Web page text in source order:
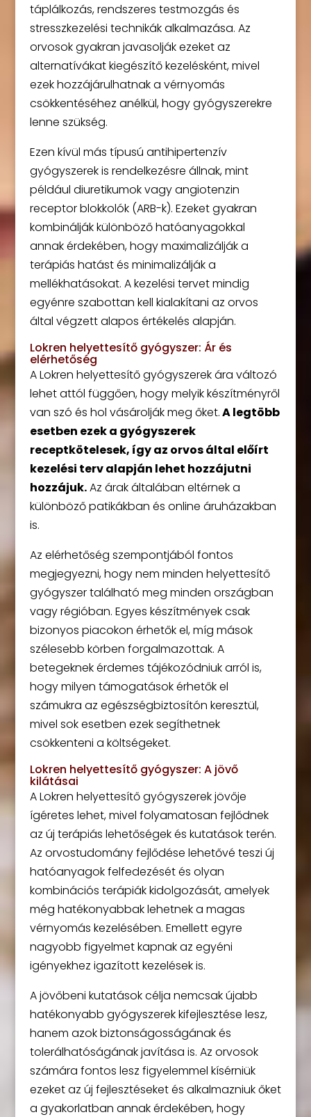
táplálkozás, rendszeres testmozgás és
stresszkezelési technikák alkalmazása. Az
orvosok gyakran javasolják ezeket az
alternatívákat kiegészítő kezelésként, mivel
ezek hozzájárulhatnak a vérnyomás
csökkentéséhez anélkül, hogy gyógyszerekre
lenne szükség.
Ezen kívül más típusú antihipertenzív
gyógyszerek is rendelkezésre állnak, mint
például diuretikumok vagy angiotenzin
receptor blokkolók (ARB-k). Ezeket gyakran
kombinálják különböző hatóanyagokkal
annak érdekében, hogy maximalizálják a
terápiás hatást és minimalizálják a
mellékhatásokat. A kezelési tervet mindig
egyénre szabottan kell kialakítani az orvos
által végzett alapos értékelés alapján.
Lokren helyettesítő gyógyszer: Ár és
elérhetőség
A Lokren helyettesítő gyógyszerek ára változó
lehet attól függően, hogy melyik készítményről
van szó és hol vásárolják meg őket.A legtöbb
esetben ezek a gyógyszerek
receptkötelesek, így az orvos által előírt
kezelési terv alapján lehet hozzájutni
hozzájuk.Az árak általában eltérnek a
különböző patikákban és online áruházakban
is.
Az elérhetőség szempontjából fontos
megjegyezni, hogy nem minden helyettesítő
gyógyszer található meg minden országban
vagy régióban. Egyes készítmények csak
bizonyos piacokon érhetők el, míg mások
szélesebb körben forgalmazottak. A
betegeknek érdemes tájékozódniuk arról is,
hogy milyen támogatások érhetők el
számukra az egészségbiztosítón keresztül,
mivel sok esetben ezek segíthetnek
csökkenteni a költségeket.
Lokren helyettesítő gyógyszer: A jövő
kilátásai
A Lokren helyettesítő gyógyszerek jövője
ígéretes lehet, mivel folyamatosan fejlődnek
az új terápiás lehetőségek és kutatások terén.
Az orvostudomány fejlődése lehetővé teszi új
hatóanyagok felfedezését és olyan
kombinációs terápiák kidolgozását, amelyek
még hatékonyabbak lehetnek a magas
vérnyomás kezelésében. Emellett egyre
nagyobb figyelmet kapnak az egyéni
igényekhez igazított kezelések is.
A jövőbeni kutatások célja nemcsak újabb
hatékonyabb gyógyszerek kifejlesztése lesz,
hanem azok biztonságosságának és
tolerálhatóságának javítása is. Az orvosok
számára fontos lesz figyelemmel kísérniük
ezeket az új fejlesztéseket és alkalmazniuk őket
a gyakorlatban annak érdekében, hogy